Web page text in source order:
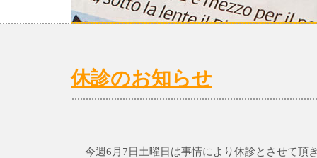
休診のお知らせ
今週6月7日土曜日は事情により休診とさせて頂